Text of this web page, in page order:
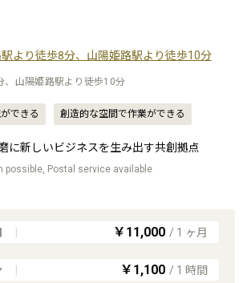
より徒歩8分、山陽姫路駅より徒歩10分
、山陽姫路駅より徒歩10分
できる 創造的な空間で作業ができる
に新しいビジネスを生み出す共創拠点
possible, Postal service available
￥11,000 / 1 ヶ月
￥1,100 / 1 時間